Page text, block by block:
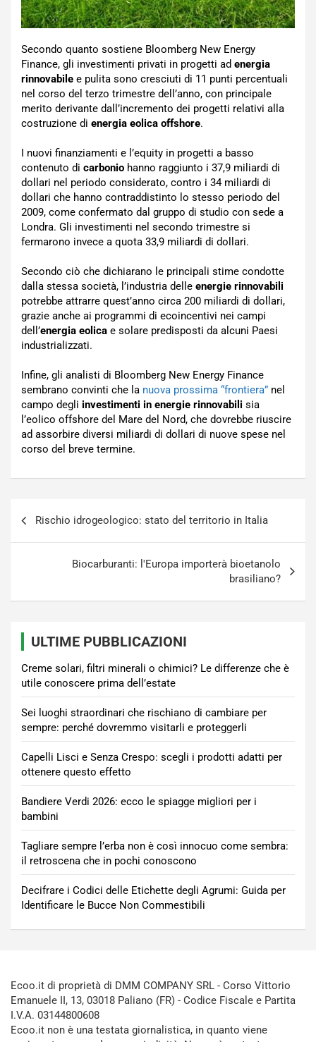
Secondo quanto sostiene Bloomberg New Energy
Finance, gli investimenti privati in progetti ad energia
rinnovabile e pulita sono cresciuti di 11 punti percentuali
nel corso del terzo trimestre dell’anno, con principale
merito derivante dall’incremento dei progetti relativi alla
costruzione di energia eolica offshore.
I nuovi finanziamenti e l’equity in progetti a basso
contenuto di carbonio hanno raggiunto i 37,9 miliardi di
dollari nel periodo considerato, contro i 34 miliardi di
dollari che hanno contraddistinto lo stesso periodo del
2009, come confermato dal gruppo di studio con sede a
Londra. Gli investimenti nel secondo trimestre si
fermarono invece a quota 33,9 miliardi di dollari.
Secondo ciò che dichiarano le principali stime condotte
dalla stessa società, l’industria delle energie rinnovabili
potrebbe attrarre quest’anno circa 200 miliardi di dollari,
grazie anche ai programmi di ecoincentivi nei campi
dell’energia eolica e solare predisposti da alcuni Paesi
industrializzati.
Infine, gli analisti di Bloomberg New Energy Finance
sembrano convinti che la nuova prossima “frontiera” nel
campo degli investimenti in energie rinnovabili sia
l’eolico offshore del Mare del Nord, che dovrebbe riuscire
ad assorbire diversi miliardi di dollari di nuove spese nel
corso del breve termine.
Rischio idrogeologico: stato del territorio in Italia
Biocarburanti: l'Europa importerà bioetanolo
brasiliano?
ULTIME PUBBLICAZIONI
Creme solari, filtri minerali o chimici? Le differenze che è
utile conoscere prima dell’estate
Sei luoghi straordinari che rischiano di cambiare per
sempre: perché dovremmo visitarli e proteggerli
Capelli Lisci e Senza Crespo: scegli i prodotti adatti per
ottenere questo effetto
Bandiere Verdi 2026: ecco le spiagge migliori per i
bambini
Tagliare sempre l’erba non è così innocuo come sembra:
il retroscena che in pochi conoscono
Decifrare i Codici delle Etichette degli Agrumi: Guida per
Identificare le Bucce Non Commestibili
Ecoo.it di proprietà di DMM COMPANY SRL - Corso Vittorio
Emanuele II, 13, 03018 Paliano (FR) - Codice Fiscale e Partita
I.V.A. 03144800608
Ecoo.it non è una testata giornalistica, in quanto viene